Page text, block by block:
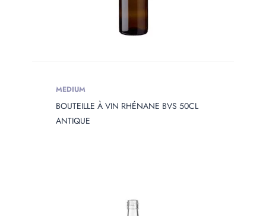
MEDIUM
BOUTEILLE À VIN RHÉNANE BVS 50CL
ANTIQUE